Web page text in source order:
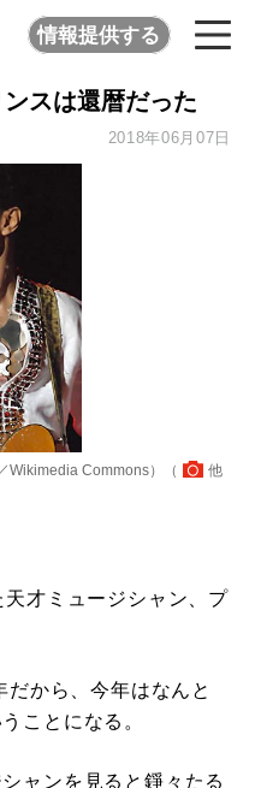
情報提供する
スは還暦だった
2018年06月07日
Wikimedia Commons）（
他
才ミュージシャン、プ
から、今年はなんと
ことになる。
ャンを見ると錚々たる